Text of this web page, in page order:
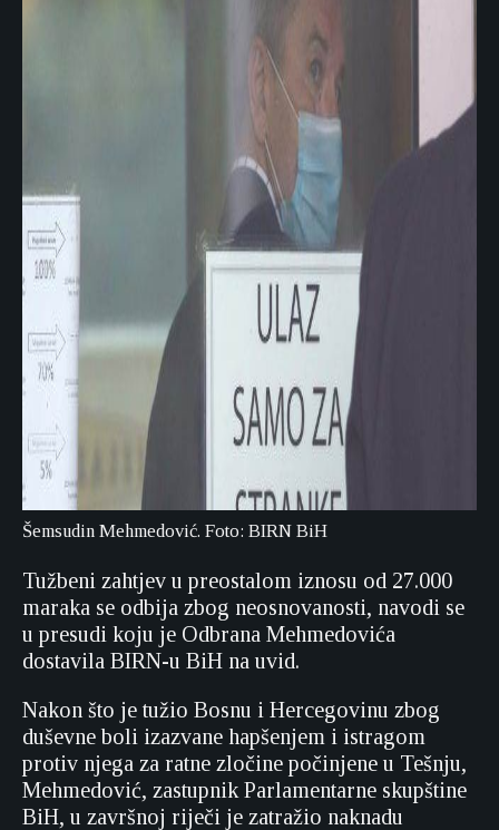
Šemsudin Mehmedović. Foto: BIRN BiH
Tužbeni zahtjev u preostalom iznosu od 27.000
maraka se odbija zbog neosnovanosti, navodi se
u presudi koju je Odbrana Mehmedovića
dostavila BIRN-u BiH na uvid.
Nakon što je tužio Bosnu i Hercegovinu zbog
duševne boli izazvane hapšenjem i istragom
protiv njega za ratne zločine počinjene u Tešnju,
Mehmedović, zastupnik Parlamentarne skupštine
BiH, u završnoj riječi je zatražio naknadu